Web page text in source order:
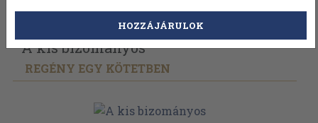
Vissza az előző oldalra Válasszon példányt
A kis bizományos
REGÉNY EGY KÖTETBEN
HOZZÁJÁRULOK